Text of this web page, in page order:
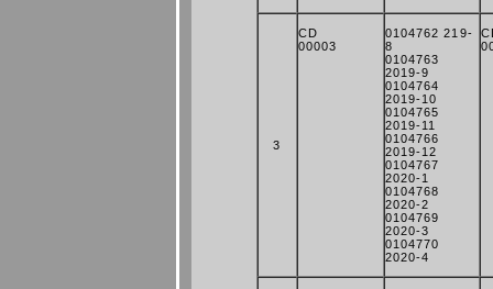
3
CD
00003
0104762 219-
8
0104763
2019-9
0104764
2019-10
0104765
2019-11
0104766
2019-12
0104767
2020-1
0104768
2020-2
0104769
2020-3
0104770
2020-4